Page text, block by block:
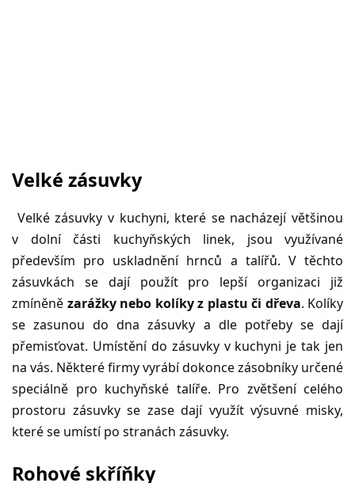
Velké zásuvky
Velké zásuvky v kuchyni, které se nacházejí většinou
v dolní části kuchyňských linek, jsou využívané
především pro uskladnění hrnců a talířů. V těchto
zásuvkách se dají použít pro lepší organizaci již
zmíněně zarážky nebo kolíky z plastu či dřeva. Kolíky
se zasunou do dna zásuvky a dle potřeby se dají
přemisťovat. Umístění do zásuvky v kuchyni je tak jen
na vás. Některé firmy vyrábí dokonce zásobníky určené
speciálně pro kuchyňské talíře. Pro zvětšení celého
prostoru zásuvky se zase dají využít výsuvné misky,
které se umístí po stranách zásuvky.
Rohové skříňky